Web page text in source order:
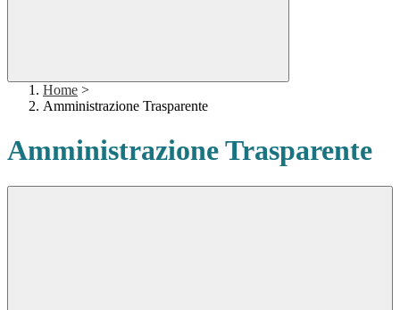
Home >
Amministrazione Trasparente
Amministrazione Trasparente